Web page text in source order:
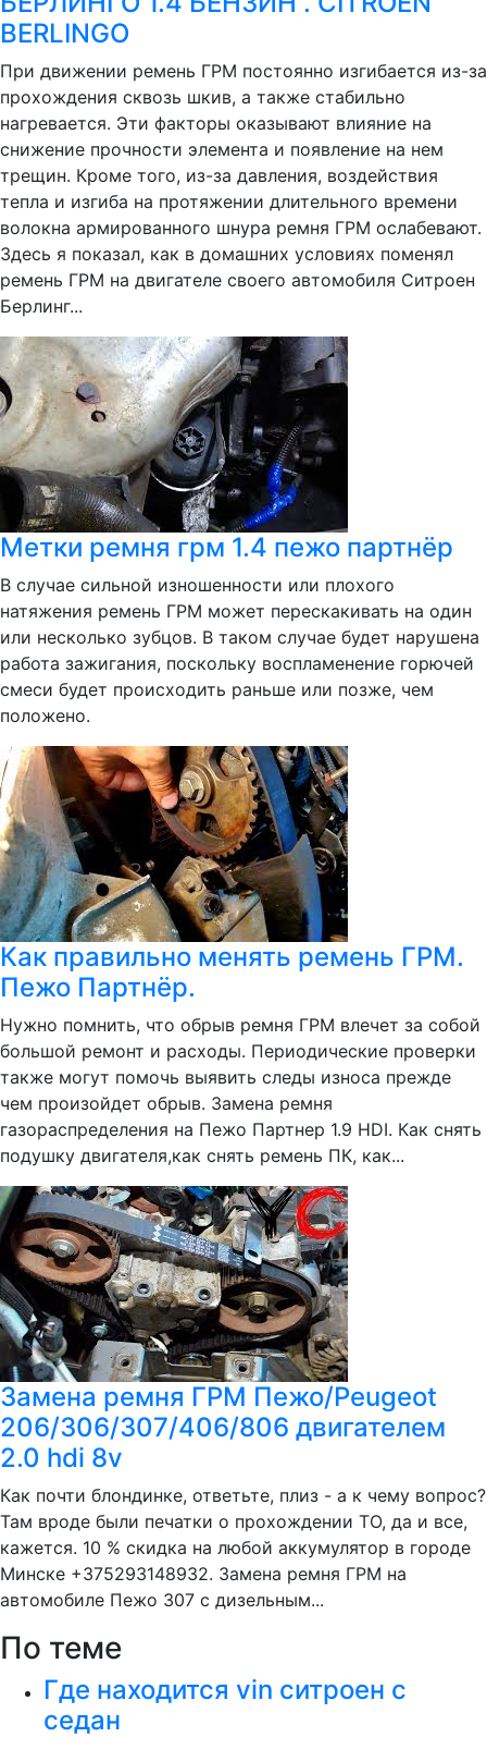
BERLINGO
При движении ремень ГРМ постоянно изгибается из-за
прохождения сквозь шкив, а также стабильно
нагревается. Эти факторы оказывают влияние на
снижение прочности элемента и появление на нем
трещин. Кроме того, из-за давления, воздействия
тепла и изгиба на протяжении длительного времени
волокна армированного шнура ремня ГРМ ослабевают.
Здесь я показал, как в домашних условиях поменял
ремень ГРМ на двигателе своего автомобиля Ситроен
Берлинг...
Метки ремня грм 1.4 пежо партнёр
В случае сильной изношенности или плохого
натяжения ремень ГРМ может перескакивать на один
или несколько зубцов. В таком случае будет нарушена
работа зажигания, поскольку воспламенение горючей
смеси будет происходить раньше или позже, чем
положено.
Как правильно менять ремень ГРМ.
Пежо Партнёр.
Нужно помнить, что обрыв ремня ГРМ влечет за собой
большой ремонт и расходы. Периодические проверки
также могут помочь выявить следы износа прежде
чем произойдет обрыв. Замена ремня
газораспределения на Пежо Партнер 1.9 HDI. Как снять
подушку двигателя,как снять ремень ПК, как...
Замена ремня ГРМ Пежо/Peugeot
206/306/307/406/806 двигателем
2.0 hdi 8v
Как почти блондинке, ответьте, плиз - а к чему вопрос?
Там вроде были печатки о прохождении ТО, да и все,
кажется. 10 % скидка на любой аккумулятор в городе
Минске +375293148932. Замена ремня ГРМ на
автомобиле Пежо 307 с дизельным...
По теме
Где находится vin ситроен с
седан